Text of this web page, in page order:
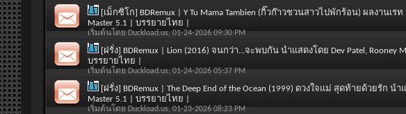
[เม็กซิโก] BDRemux | Y Tu Mama Tambien (กิ๊วก๊าวชวนสาวไปพักร้อน) ผลงานเรท
Master 5.1 | บรรยายไทย |
เริ่มต้นโดย Duckload.us, 01-24-2026 09:30 PM
[ฝรั่ง] BDRemux | Lion (2016) จนกว่า...จะพบกัน นำแสดงโดย Dev Patel, Rooney
บรรยายไทย |
เริ่มต้นโดย Duckload.us, 01-24-2026 05:37 PM
[ฝรั่ง] BDRemux | The Deep End of the Ocean (1999) ดวงใจแม่ สุดท้ายด้วยรัก นำ
Master 5.1 | บรรยายไทย |
เริ่มต้นโดย Duckload.us, 01-23-2026 08:23 PM